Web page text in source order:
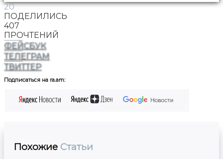
20
ПОДЕЛИЛИСЬ
407
ПРОЧТЕНИЙ
ФЕЙСБУК
ТЕЛЕГРАМ
ТВИТТЕР
Подписаться на ra.am:
Похожие Статьи